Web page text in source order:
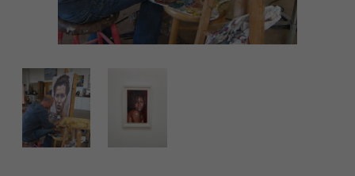
Gijs Donker was born in 1964 in Amstelveen as the
years after his birth, his parents had another son,
Justus, followed by a third son, Aad, a year later.
Gijs began his professional career at an early age,
and after several solo exhibitions, he co-founded the
artist collective “After Nature” in 1989 with his